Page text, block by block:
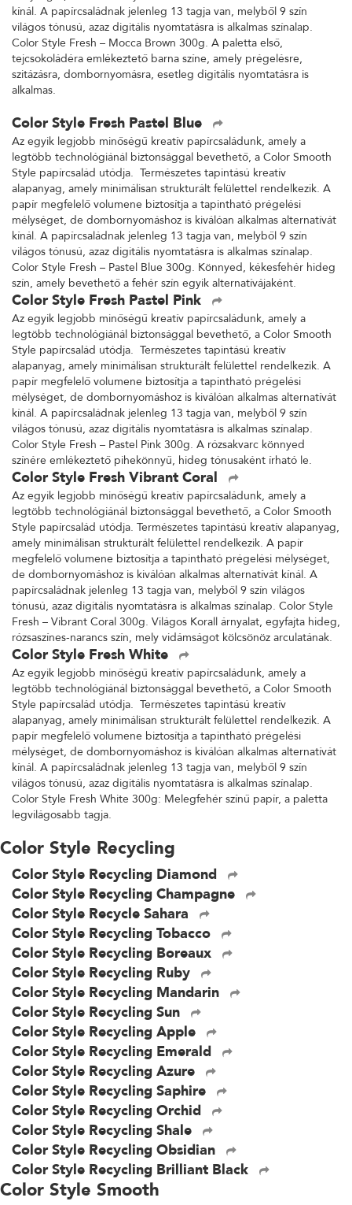
kínál. A papírcsaládnak jelenleg 13 tagja van, melyből 9 szín
világos tónusú, azaz digitális nyomtatásra is alkalmas színalap.
Color Style Fresh – Mocca Brown 300g. A paletta első,
tejcsokoládéra emlékeztető barna színe, amely prégelésre,
szitázásra, dombornyomásra, esetleg digitális nyomtatásra is
alkalmas.
Color Style Fresh Pastel Blue
Az egyik legjobb minőségű kreatív papírcsaládunk, amely a
legtöbb technológiánál biztonsággal bevethető, a Color Smooth
Style papírcsalád utódja. Természetes tapintású kreatív
alapanyag, amely minimálisan strukturált felülettel rendelkezik. A
papír megfelelő volumene biztosítja a tapintható prégelési
mélységet, de dombornyomáshoz is kiválóan alkalmas alternatívát
kínál. A papírcsaládnak jelenleg 13 tagja van, melyből 9 szín
világos tónusú, azaz digitális nyomtatásra is alkalmas színalap.
Color Style Fresh – Pastel Blue 300g. Könnyed, kékesfehér hideg
szín, amely bevethető a fehér szín egyik alternatívájaként.
Color Style Fresh Pastel Pink
Az egyik legjobb minőségű kreatív papírcsaládunk, amely a
legtöbb technológiánál biztonsággal bevethető, a Color Smooth
Style papírcsalád utódja. Természetes tapintású kreatív
alapanyag, amely minimálisan strukturált felülettel rendelkezik. A
papír megfelelő volumene biztosítja a tapintható prégelési
mélységet, de dombornyomáshoz is kiválóan alkalmas alternatívát
kínál. A papírcsaládnak jelenleg 13 tagja van, melyből 9 szín
világos tónusú, azaz digitális nyomtatásra is alkalmas színalap.
Color Style Fresh – Pastel Pink 300g. A rózsakvarc könnyed
színére emlékeztető pihekönnyű, hideg tónusaként írható le.
Color Style Fresh Vibrant Coral
Az egyik legjobb minőségű kreatív papírcsaládunk, amely a
legtöbb technológiánál biztonsággal bevethető, a Color Smooth
Style papírcsalád utódja. Természetes tapintású kreatív alapanyag,
amely minimálisan strukturált felülettel rendelkezik. A papír
megfelelő volumene biztosítja a tapintható prégelési mélységet,
de dombornyomáshoz is kiválóan alkalmas alternatívát kínál. A
papírcsaládnak jelenleg 13 tagja van, melyből 9 szín világos
tónusú, azaz digitális nyomtatásra is alkalmas színalap. Color Style
Fresh – Vibrant Coral 300g. Világos Korall árnyalat, egyfajta hideg,
rózsaszínes-narancs szín, mely vidámságot kölcsönöz arculatának.
Color Style Fresh White
Az egyik legjobb minőségű kreatív papírcsaládunk, amely a
legtöbb technológiánál biztonsággal bevethető, a Color Smooth
Style papírcsalád utódja. Természetes tapintású kreatív
alapanyag, amely minimálisan strukturált felülettel rendelkezik. A
papír megfelelő volumene biztosítja a tapintható prégelési
mélységet, de dombornyomáshoz is kiválóan alkalmas alternatívát
kínál. A papírcsaládnak jelenleg 13 tagja van, melyből 9 szín
világos tónusú, azaz digitális nyomtatásra is alkalmas színalap.
Color Style Fresh White 300g: Melegfehér színű papír, a paletta
legvilágosabb tagja.
Color Style Recycling
Color Style Recycling Diamond
Color Style Recycling Champagne
Color Style Recycle Sahara
Color Style Recycling Tobacco
Color Style Recycling Boreaux
Color Style Recycling Ruby
Color Style Recycling Mandarin
Color Style Recycling Sun
Color Style Recycling Apple
Color Style Recycling Emerald
Color Style Recycling Azure
Color Style Recycling Saphire
Color Style Recycling Orchid
Color Style Recycling Shale
Color Style Recycling Obsidian
Color Style Recycling Brilliant Black
Color Style Smooth